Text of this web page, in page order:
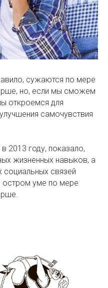
сужаются по мере
но, если мы сможем
откроемся для
самочувствия
2013 году, показало,
жизненных навыков, а
связей
уме по мере